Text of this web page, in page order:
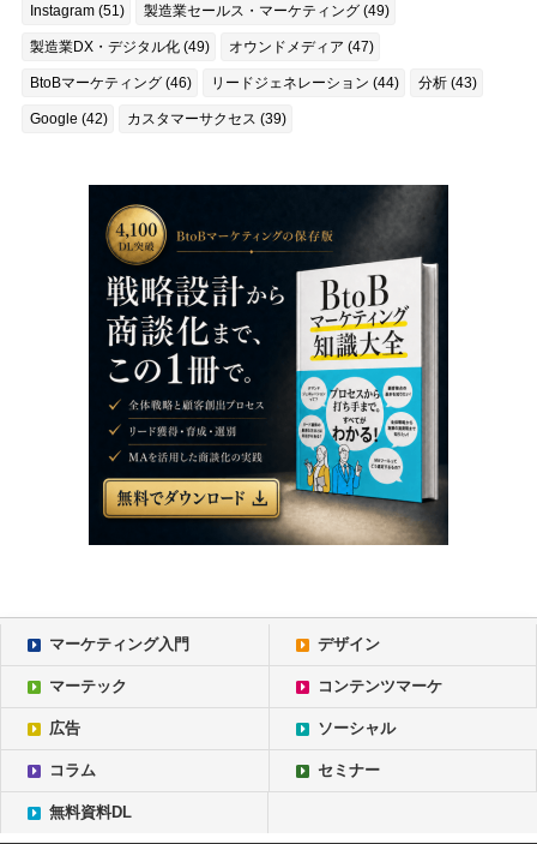
Instagram (51) 製造業セールス・マーケティング (49)
製造業DX・デジタル化 (49) オウンドメディア (47)
BtoBマーケティング (46) リードジェネレーション (44) 分析 (43)
Google (42) カスタマーサクセス (39)
マーケティング入門 デザイン
マーテック コンテンツマーケ
広告 ソーシャル
コラム セミナー
無料資料DL